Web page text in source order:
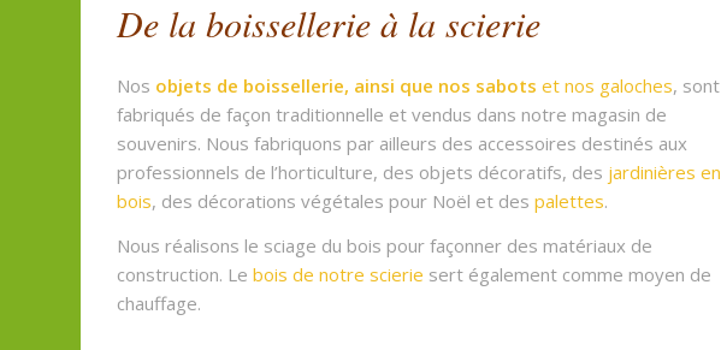
De la boissellerie à la scierie
Nos objets de boissellerie, ainsi que nos sabots et nos galoches, sont
fabriqués de façon traditionnelle et vendus dans notre magasin de
souvenirs. Nous fabriquons par ailleurs des accessoires destinés aux
professionnels de l’horticulture, des objets décoratifs, des jardinières en
bois, des décorations végétales pour Noël et des palettes.
Nous réalisons le sciage du bois pour façonner des matériaux de
construction. Le bois de notre scierie sert également comme moyen de
chauffage.